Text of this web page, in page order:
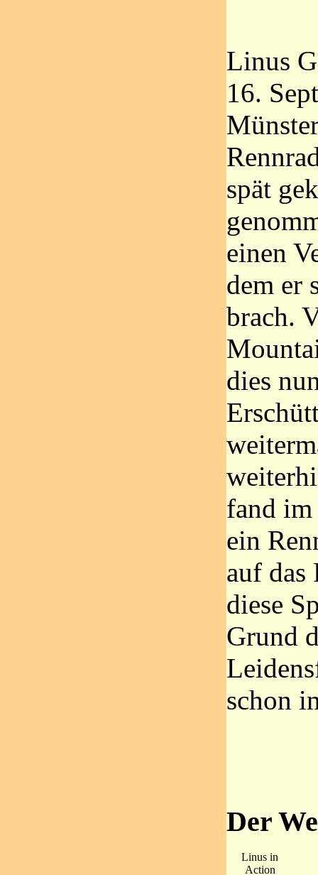
Linus
16.
spät
einen
dem er
brach.
dies
fand im
ein
auf das
diese
Grund
schon
Der
Linus in
Action